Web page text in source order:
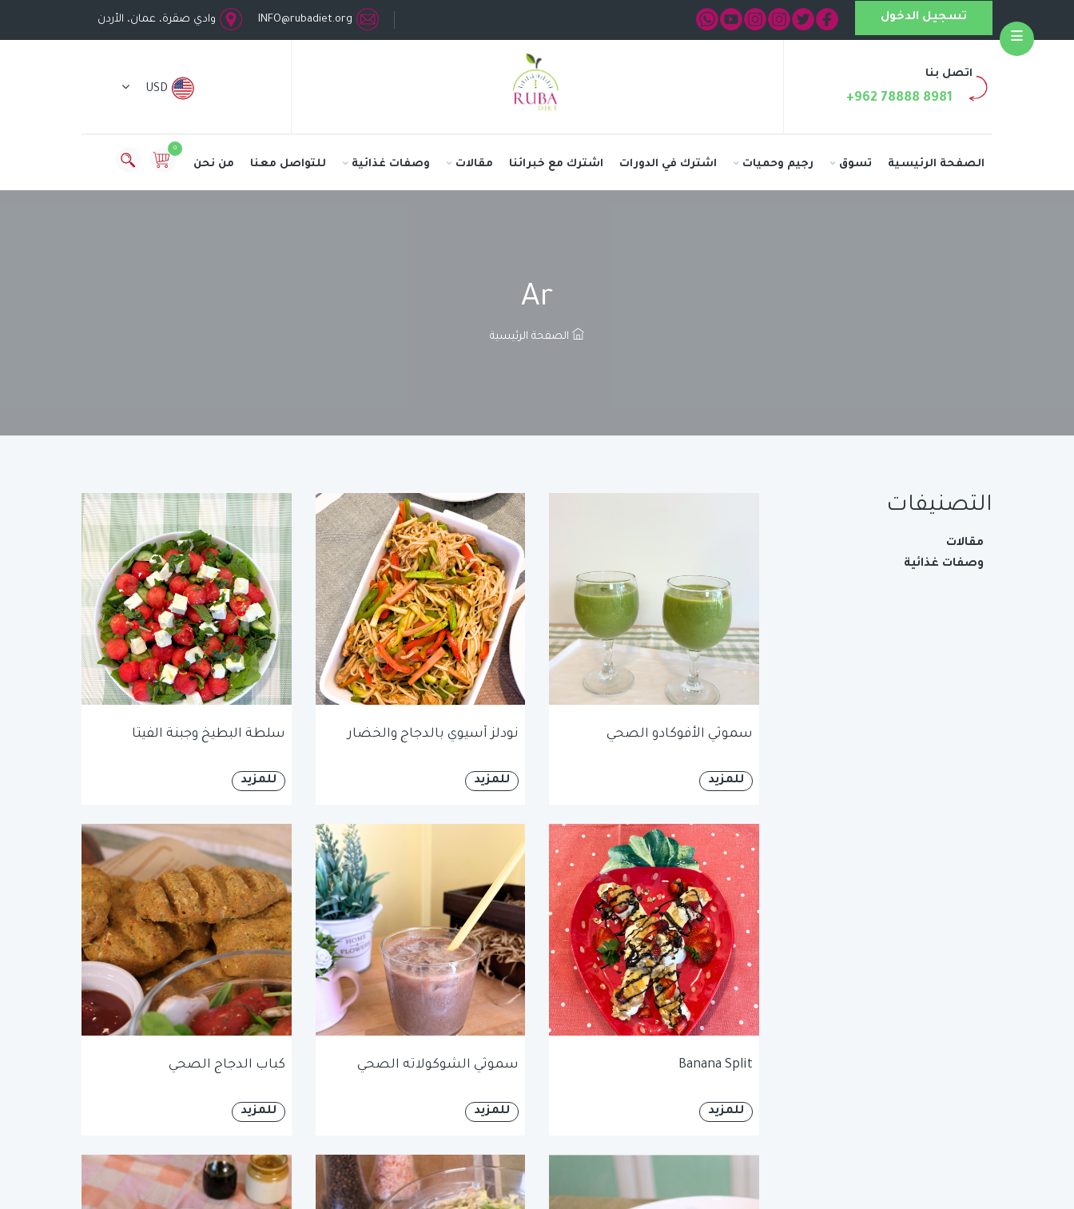
INFO@rubadiet.org وادي صقرة، عمان، الأردن تسجيل الدخول
اتصل بنا
+962 78888 8981
USD
0
الصفحة الرئيسية تسوق رجيم وحميات اشترك في الدورات اشترك مع خبرائنا مقالات وصفات غذائية للتواصل معنا من نحن
Ar
الصفحة الرئيسية
التصنيفات
مقالات
وصفات غذائية
سموثي الأفوكادو الصحي
للمزيد
نودلز آسيوي بالدجاج والخضار
للمزيد
سلطة البطيخ وجبنة الفيتا
للمزيد
Banana Split
للمزيد
سموثي الشوكولاته الصحي
للمزيد
كباب الدجاج الصحي
للمزيد